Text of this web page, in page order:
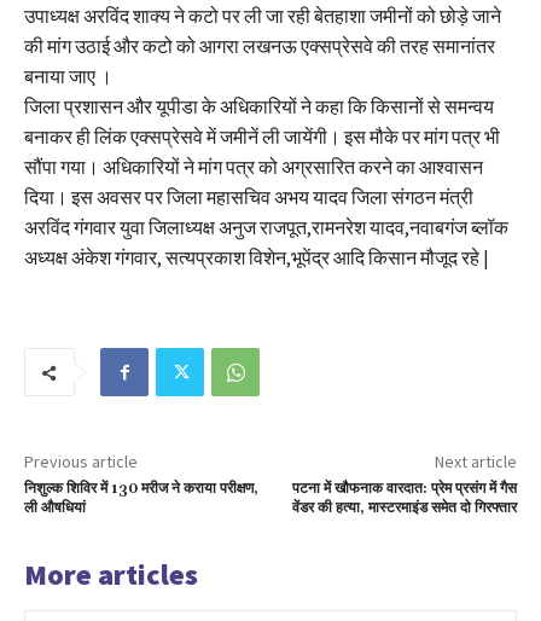
उपाध्यक्ष अरविंद शाक्य ने कटो पर ली जा रही बेतहाशा जमीनों को छोड़े जाने
की मांग उठाई और कटो को आगरा लखनऊ एक्सप्रेसवे की तरह समानांतर
बनाया जाए ।
जिला प्रशासन और यूपीडा के अधिकारियों ने कहा कि किसानों से समन्वय
बनाकर ही लिंक एक्सप्रेसवे में जमीनें ली जायेंगी। इस मौके पर मांग पत्र भी
सौंपा गया। अधिकारियों ने मांग पत्र को अग्रसारित करने का आश्वासन
दिया। इस अवसर पर जिला महासचिव अभय यादव जिला संगठन मंत्री
अरविंद गंगवार युवा जिलाध्यक्ष अनुज राजपूत,रामनरेश यादव,नवाबगंज ब्लॉक
अध्यक्ष अंकेश गंगवार, सत्यप्रकाश विशेन,भूपेंद्र आदि किसान मौजूद रहे |
Previous article
निशुल्क शिविर में 130 मरीज ने कराया परीक्षण,
ली औषधियां
Next article
​पटना में खौफनाक वारदात: प्रेम प्रसंग में गैस
वेंडर की हत्या, मास्टरमाइंड समेत दो गिरफ्तार
More articles